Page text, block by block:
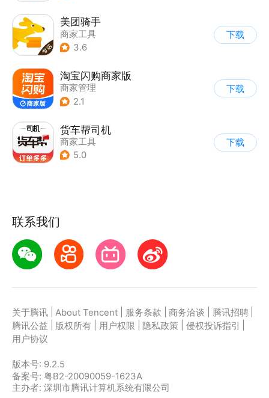
美团骑手
商家工具
3.6
下载
淘宝闪购商家版
商家管理
2.1
下载
货车帮司机
商家工具
5.0
下载
联系我们
关于腾讯 About Tencent 服务条款 商务洽谈 腾讯招聘
腾讯公益
版权所有 用户权限 隐私政策 侵权投诉指引
用户协议
版本号: 9.2.5
备案号: 粤B2-20090059-1623A
主办者: 深圳市腾讯计算机系统有限公司